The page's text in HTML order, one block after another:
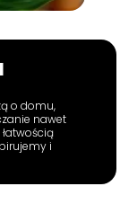
o domu,
nawet
i